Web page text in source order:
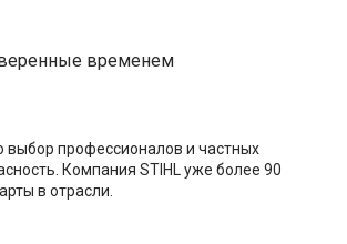
временем
выбор профессионалов и частных
Компания STIHL уже более 90
в отрасли.